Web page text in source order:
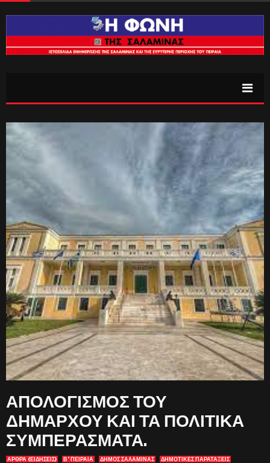
ΑΠΟΛΟΓΙΣΜΟΣ ΤΟΥ
ΔΗΜΑΡΧΟΥ ΚΑΙ ΤΑ ΠΟΛΙΤΙΚΑ
ΣΥΜΠΕΡΑΣΜΑΤΑ.
ΑΡΘΡΑ (ΕΙΔΗΣΕΙΣ) Β' ΠΕΙΡΑΙΑ ΔΗΜΟΣ ΣΑΛΑΜΙΝΑΣ
ΔΗΜΟΤΙΚΕΣ ΠΑΡΑΤΑΞΕΙΣ